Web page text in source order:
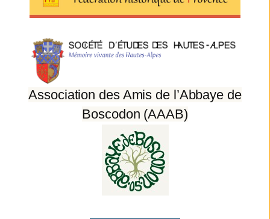
Association des Amis de l’Abbaye de
Boscodon (AAAB)